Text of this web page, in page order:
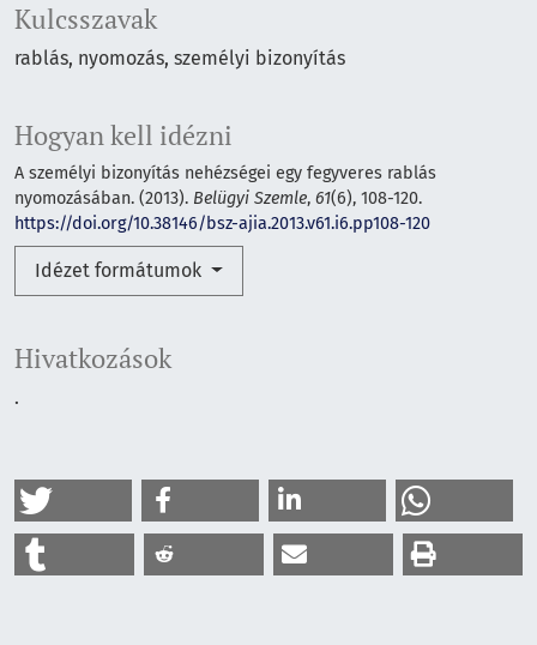
Kulcsszavak
rablás nyomozás személyi bizonyítás
Hogyan kell idézni
A személyi bizonyítás nehézségei egy fegyveres rablás
nyomozásában. (2013). Belügyi Szemle, 61(6), 108-120.
https://doi.org/10.38146/bsz-ajia.2013.v61.i6.pp108-120
Idézet formátumok
Hivatkozások
.